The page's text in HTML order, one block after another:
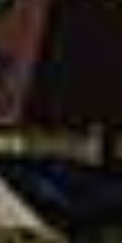
– alles für
Lächeln
Implantologie: In
erwartet